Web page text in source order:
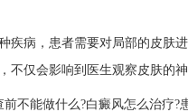
病，患者需要对局部的皮肤
不仅会影响到医生观察皮肤的
不能做什么?白癜风怎么治疗